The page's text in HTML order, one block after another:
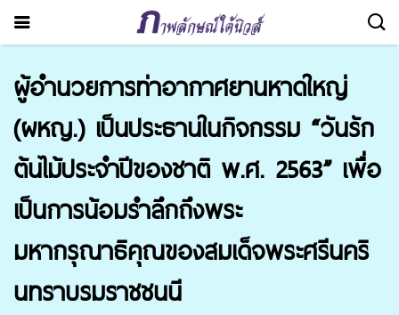
ผู้อำนวยการท่าอากาศยานหาดใหญ่
(ผหญ.) เป็นประธานในกิจกรรม “วันรัก
ต้นไม้ประจำปีของชาติ พ.ศ. 2563” เพื่อ
เป็นการน้อมรำลึกถึงพระ
มหากรุณาธิคุณของสมเด็จพระศรีนคริ
นทราบรมราชชนนี